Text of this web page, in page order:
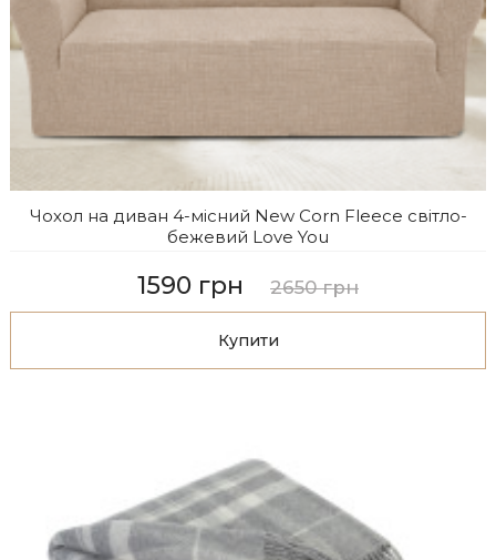
Чохол на диван 4-місний New Corn Fleece світло-
бежевий Love You
1590 грн 2650 грн
Купити